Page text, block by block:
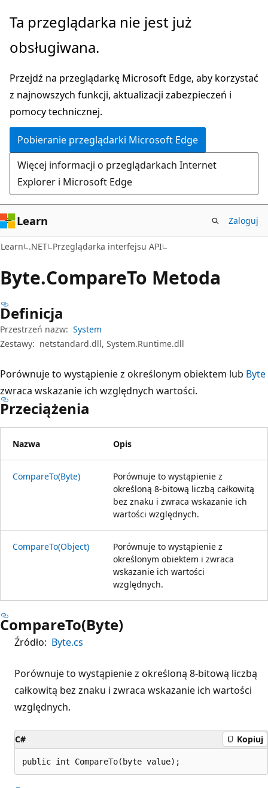
Przejdź
głównej
Przejdź
nawigacji
stronie
Ta przeglądarka nie jest już
obsługiwana.
Przejdź na przeglądarkę Microsoft Edge, aby korzystać
z najnowszych funkcji, aktualizacji zabezpieczeń i
pomocy technicznej.
Pobieranie przeglądarki Microsoft Edge
Więcej informacji o przeglądarkach Internet
Explorer i Microsoft Edge
Learn Zaloguj
Learn .NET Przeglądarka interfejsu API
Byte.CompareTo Metoda
Definicja
Przestrzeń nazw: System
Zestawy: netstandard.dll, System.Runtime.dll
Porównuje to wystąpienie z określonym obiektem lub Byte
zwraca wskazanie ich względnych wartości.
Przeciążenia
Nazwa Opis
CompareTo(Byte)
Porównuje to wystąpienie z
określoną 8-bitową liczbą całkowitą
bez znaku i zwraca wskazanie ich
wartości względnych.
CompareTo(Object)
Porównuje to wystąpienie z
określonym obiektem i zwraca
wskazanie ich wartości
względnych.
CompareTo(Byte)
Źródło: Byte.cs
Porównuje to wystąpienie z określoną 8-bitową liczbą
całkowitą bez znaku i zwraca wskazanie ich wartości
względnych.
C# Kopiuj
public int CompareTo(byte value);